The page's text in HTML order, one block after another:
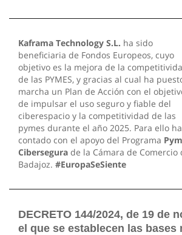
Kaframa Technology S.L. ha sido
beneficiaria de Fondos Europeos, cuyo
objetivo es la mejora de la
de las PYMES, y gracias al cual ha
marcha un Plan de Acción con el
de impulsar el uso seguro y fiable del
ciberespacio y la competitividad de las
pymes durante el año 2025. Para ello ha
contado con el apoyo del Programa
Cibersegura de la Cámara de Comercio
Badajoz. #EuropaSeSiente
DECRETO 144/2024, de 19 de
el que se establecen las bases